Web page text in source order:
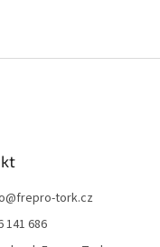
@frepro-tork.cz
141 686